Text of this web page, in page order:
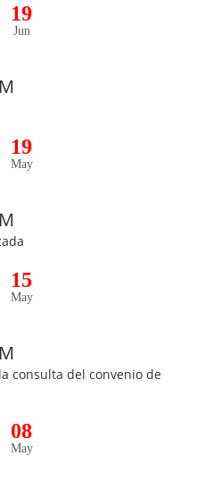
19
Jun
19
May
15
May
consulta del convenio de
08
May